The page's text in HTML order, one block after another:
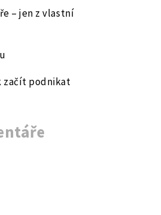
– jen z vlastní
začít podnikat